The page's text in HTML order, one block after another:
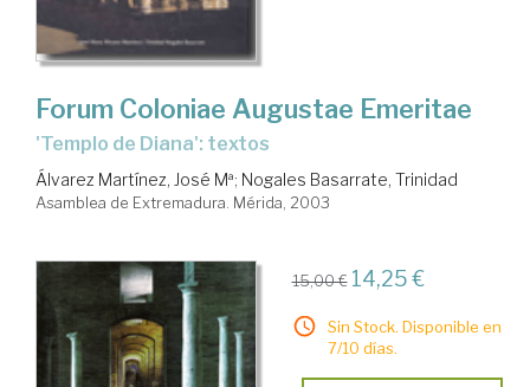
Forum Coloniae Augustae Emeritae
'Templo de Diana': textos
Álvarez Martínez, José Mª; Nogales Basarrate, Trinidad
Asamblea de Extremadura. Mérida, 2003
15,00 € 14,25 €
Sin Stock. Disponible en
7/10 días.